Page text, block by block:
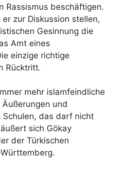
Rassismus beschäftigen.
zur Diskussion stellen,
Gesinnung die
Amt eines
einzige richtige
Rücktritt.
mehr islamfeindliche
und
Schulen, das darf nicht
sich Gökay
der Türkischen